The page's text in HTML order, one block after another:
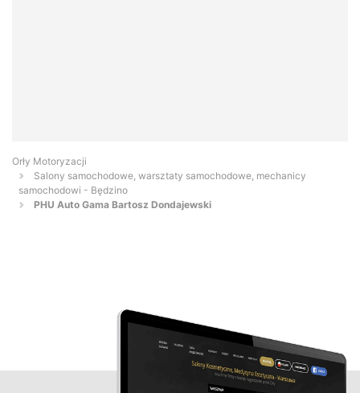
Orły Motoryzacji
Salony samochodowe, warsztaty samochodowe, mechanicy
samochodowi - Będzino
PHU Auto Gama Bartosz Dondajewski